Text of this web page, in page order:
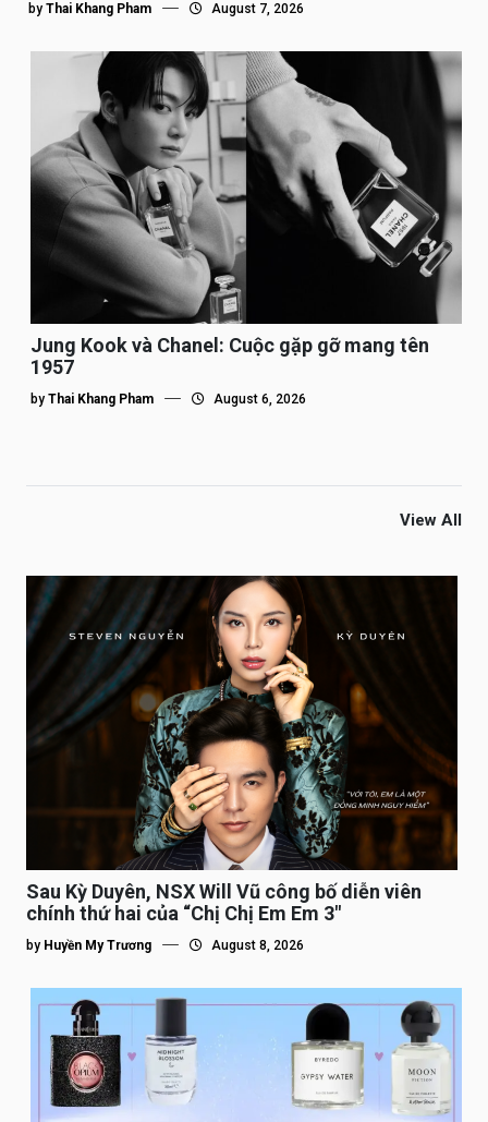
by Thai Khang Pham August 7, 2026
Jung Kook và Chanel: Cuộc gặp gỡ mang tên
1957
by Thai Khang Pham August 6, 2026
View All
Sau Kỳ Duyên, NSX Will Vũ công bố diễn viên
chính thứ hai của “Chị Chị Em Em 3″
by Huyền My Trương August 8, 2026